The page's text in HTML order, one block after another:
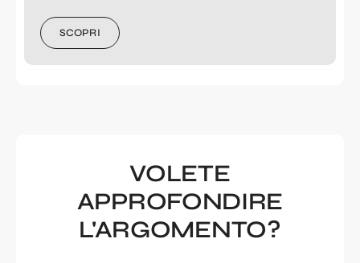
SCOPRI
VOLETE
APPROFONDIRE
L'ARGOMENTO?